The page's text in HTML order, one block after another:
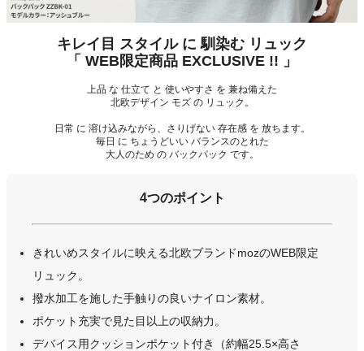
キレイ目 スタイル に 馴染む リュック
「 WEB限定商品 EXCLUSIVE !! 」
上品 な 仕立て と 使いやすさ を 兼ね備えた
北欧デザイン モズ の リュック。
日常 に 溶け込みながら、さりげない 存在感 を 放ちます。
毎日 に ちょうどいい バランスのとれた
大人のため の バックパック です。
4つのポイント
きれいめスタイルに映える北欧ブランドmozのWEB限定
リュック。
撥水加工を施した手触りの良いナイロン素材。
ポケット充実で見た目以上の収納力。
デバイス用クッションポケット付き（約幅25.5×高さ